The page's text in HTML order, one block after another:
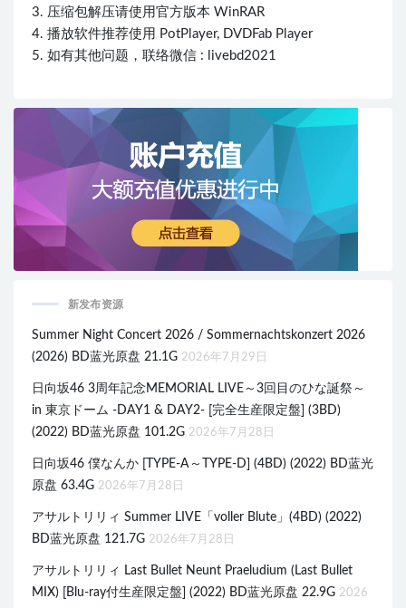
3. 压缩包解压请使用官方版本 WinRAR
4. 播放软件推荐使用 PotPlayer, DVDFab Player
5. 如有其他问题，联络微信 : livebd2021
新发布资源
Summer Night Concert 2026 / Sommernachtskonzert 2026
(2026) BD蓝光原盘 21.1G 2026年7月29日
日向坂46 3周年記念MEMORIAL LIVE～3回目のひな誕祭～
in 東京ドーム -DAY1 & DAY2- [完全生産限定盤] (3BD)
(2022) BD蓝光原盘 101.2G 2026年7月28日
日向坂46 僕なんか [TYPE-A～TYPE-D] (4BD) (2022) BD蓝光
原盘 63.4G 2026年7月28日
アサルトリリィ Summer LIVE「voller Blute」(4BD) (2022)
BD蓝光原盘 121.7G 2026年7月28日
アサルトリリィ Last Bullet Neunt Praeludium (Last Bullet
MIX) [Blu-ray付生産限定盤] (2022) BD蓝光原盘 22.9G 2026